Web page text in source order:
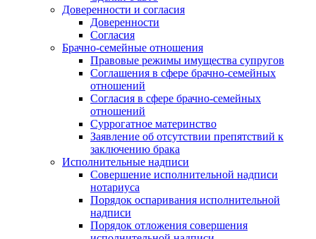
Доверенности и согласия
Доверенности
Согласия
Брачно-семейные отношения
Правовые режимы имущества супругов
Соглашения в сфере брачно-семейных
отношений
Согласия в сфере брачно-семейных
отношений
Суррогатное материнство
Заявление об отсутствии препятствий к
заключению брака
Исполнительные надписи
Совершение исполнительной надписи
нотариуса
Порядок оспаривания исполнительной
надписи
Порядок отложения совершения